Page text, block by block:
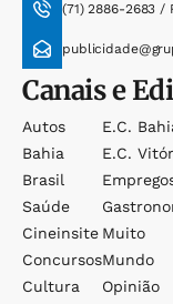
(71) 2886-2683 /
Canais e
Autos
Bahia
Brasil
Saúde
Cineinsite
Concursos
Cultura
E.c.
E.c.
Muito
Mundo
Opinião